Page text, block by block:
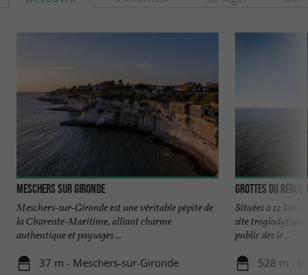
Meschers sur Gironde
Meschers-sur-Gironde est une véritable pépite de
la Charente-Maritime, alliant charme
authentique et paysages ...
37 m - Meschers-sur-Gironde
Grottes du
Situées à 12 km
site
public dès le ...
528 m -